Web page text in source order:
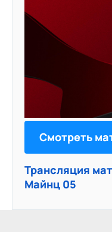
Смотреть
Трансляция
Майнц 05